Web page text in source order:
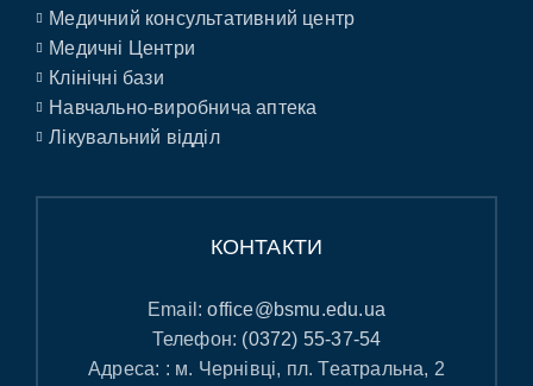
Медичний консультативний центр
Медичні Центри
Клінічні бази
Навчально-виробнича аптека
Лікувальний відділ
КОНТАКТИ
Email:office@bsmu.edu.ua
Телефон: (0372) 55-37-54
Адреса: : м. Чернівці, пл. Театральна, 2